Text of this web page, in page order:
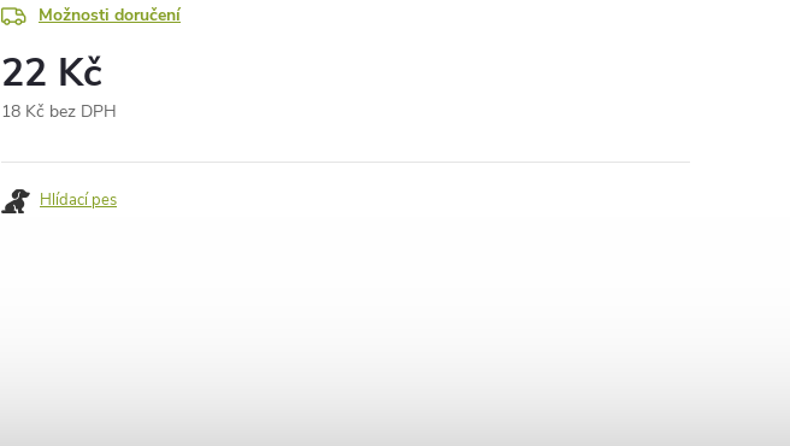
Možnosti doručení
22 Kč
18 Kč bez DPH
cena:
Hlídací pes